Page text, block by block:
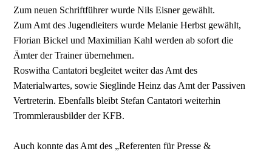
Zum neuen Schriftführer wurde Nils Eisner gewählt.
Zum Amt des Jugendleiters wurde Melanie Herbst gewählt,
Florian Bickel und Maximilian Kahl werden ab sofort die
Ämter der Trainer übernehmen.
Roswitha Cantatori begleitet weiter das Amt des
Materialwartes, sowie Sieglinde Heinz das Amt der Passiven
Vertreterin. Ebenfalls bleibt Stefan Cantatori weiterhin
Trommlerausbilder der KFB.
Auch konnte das Amt des „Referenten für Presse &